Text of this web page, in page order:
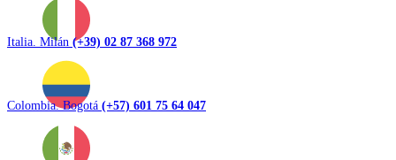
Italia. Milán (+39) 02 87 368 972
Colombia. Bogotá (+57) 601 75 64 047